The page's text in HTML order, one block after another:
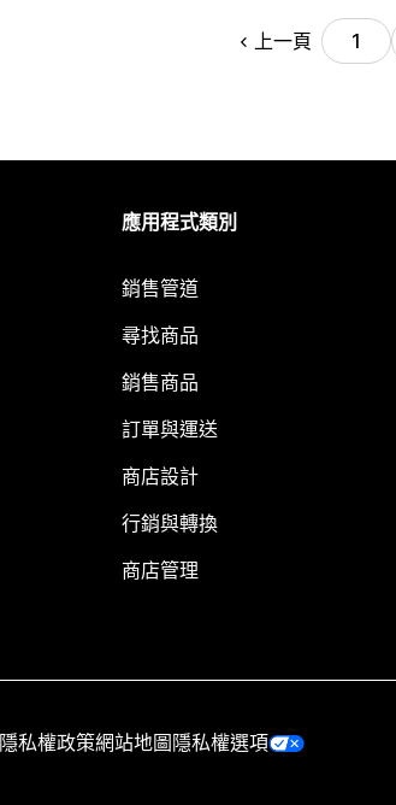
上一頁 1
應用程式類別
銷售管道
尋找商品
銷售商品
訂單與運送
商店設計
行銷與轉換
商店管理
隱私權政策網站地圖 隱私權選項